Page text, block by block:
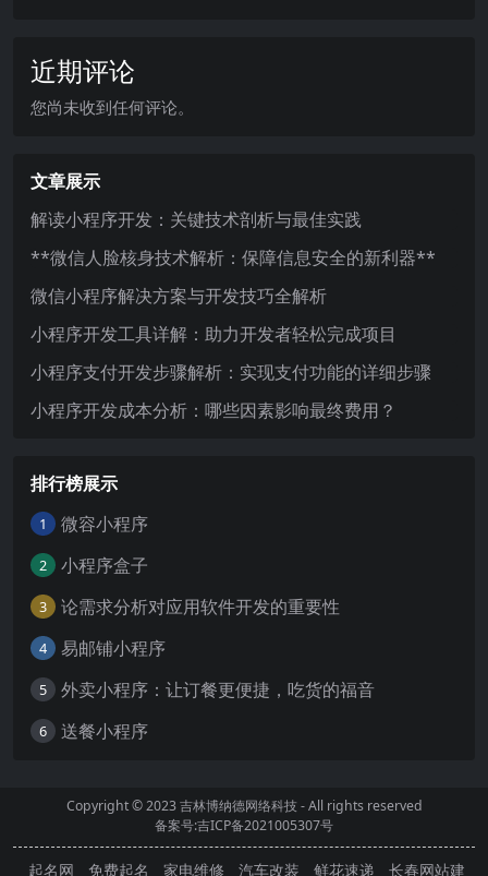
近期评论
您尚未收到任何评论。
文章展示
解读小程序开发：关键技术剖析与最佳实践
**微信人脸核身技术解析：保障信息安全的新利器**
微信小程序解决方案与开发技巧全解析
小程序开发工具详解：助力开发者轻松完成项目
小程序支付开发步骤解析：实现支付功能的详细步骤
小程序开发成本分析：哪些因素影响最终费用？
排行榜展示
1 微容小程序
2 小程序盒子
3 论需求分析对应用软件开发的重要性
4 易邮铺小程序
5 外卖小程序：让订餐更便捷，吃货的福音
6 送餐小程序
Copyright © 2023吉林博纳德网络科技- All rights reserved
备案号:吉ICP备2021005307号
起名网 免费起名 家电维修 汽车改装 鲜花速递 长春网站建